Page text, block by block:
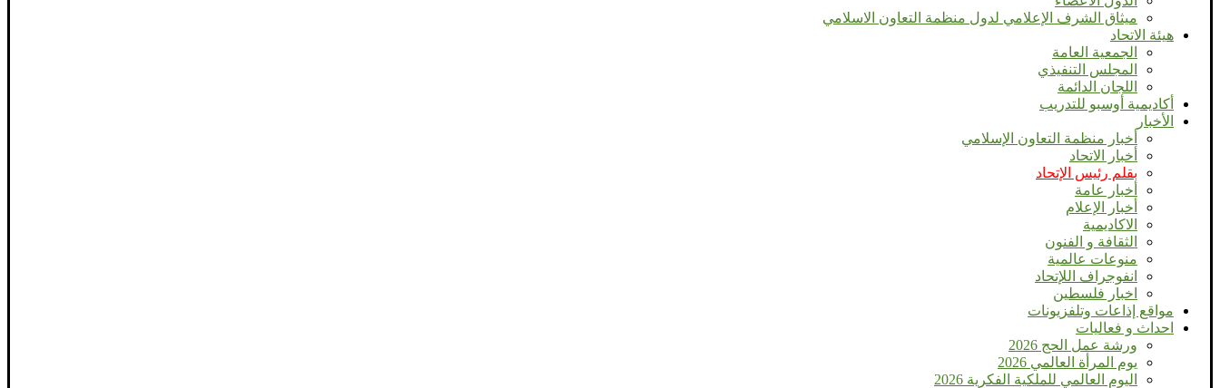
ميثاق الشرف الإعلامي لدول منظمة التعاون الاسلامي
هيئة الاتحاد
الجمعية العامة
المجلس التنفيذي
اللجان الدائمة
أكاديمية أوسبو للتدريب
الأخبار
أخبار منظمة التعاون الإسلامي
أخبار الاتحاد
بقلم رئيس الإتحاد
أخبار عامة
أخبار الإعلام
الاكاديمية
الثقافة و الفنون
منوعات عالمية
انفوجراف اللإتحاد
اخبار فلسطين
مواقع إذاعات وتلفزيونات
احداث و فعاليات
ورشة عمل الحج 2026
يوم المرأة العالمي 2026
اليوم العالمي للملكية الفكرية 2026